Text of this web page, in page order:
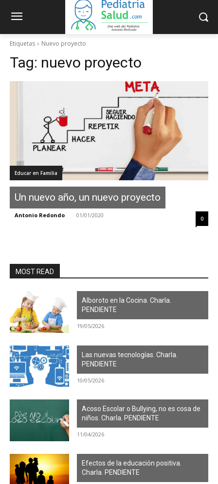
Etiquetas Nuevo proyecto
Tag: nuevo proyecto
Educar en Familia
Un nuevo año, un nuevo proyecto
Antonio Redondo - 01/01/2020 0
MOST READ
Alboroto en la Cocina. Charla.
PENDIENTE
19/05/2026
Las nuevas tecnologías. Charla.
PENDIENTE
10/05/2026
Acoso Escolar o Bullying, no es cosa de
niños. Charla. PENDIENTE
11/04/2026
Efectos de la educación positiva.
Charla. PENDIENTE